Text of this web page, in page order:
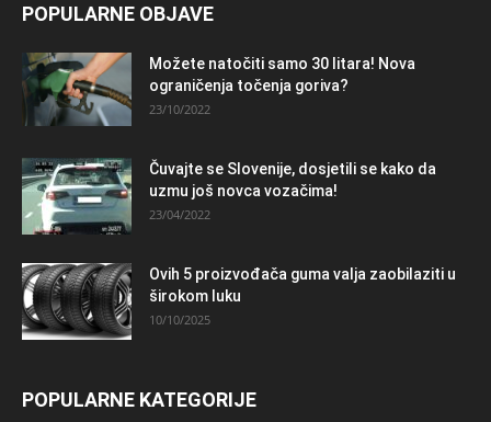
POPULARNE OBJAVE
Možete natočiti samo 30 litara! Nova
ograničenja točenja goriva?
23/10/2022
Čuvajte se Slovenije, dosjetili se kako da
uzmu još novca vozačima!
23/04/2022
Ovih 5 proizvođača guma valja zaobilaziti u
širokom luku
10/10/2025
POPULARNE KATEGORIJE